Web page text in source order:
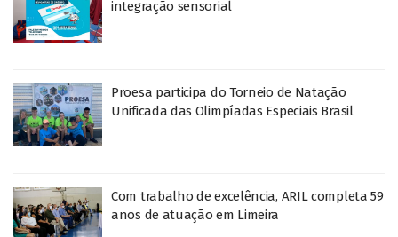
integração sensorial
Proesa participa do Torneio de Natação
Unificada das Olimpíadas Especiais Brasil
Com trabalho de excelência, ARIL completa 59
anos de atuação em Limeira